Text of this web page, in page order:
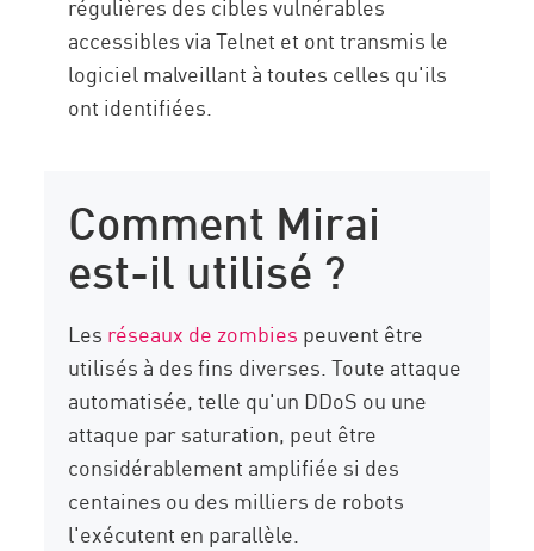
régulières des cibles vulnérables
accessibles via Telnet et ont transmis le
logiciel malveillant à toutes celles qu'ils
ont identifiées.
Comment Mirai
est-il utilisé ?
Les réseaux de zombies peuvent être
utilisés à des fins diverses. Toute attaque
automatisée, telle qu'un DDoS ou une
attaque par saturation, peut être
considérablement amplifiée si des
centaines ou des milliers de robots
l'exécutent en parallèle.